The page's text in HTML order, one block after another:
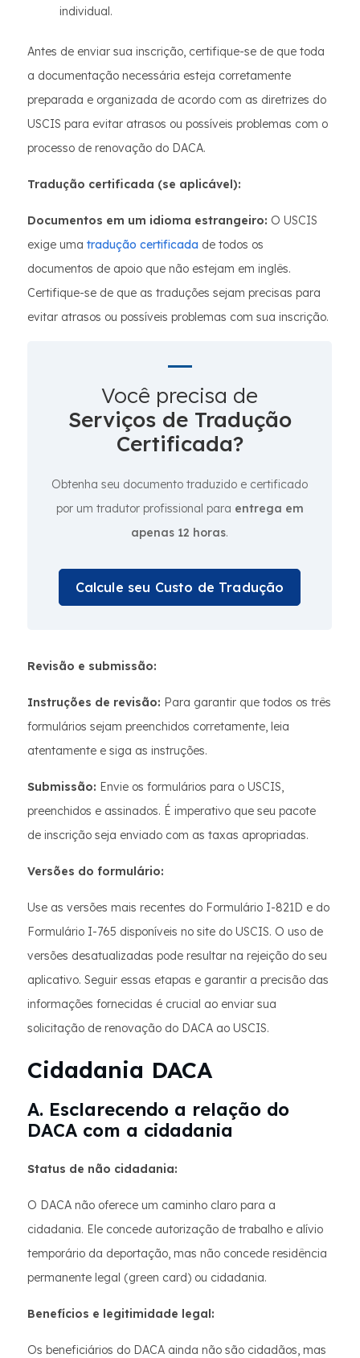
individual.
Antes de enviar sua inscrição, certifique-se de que toda
a documentação necessária esteja corretamente
preparada e organizada de acordo com as diretrizes do
USCIS para evitar atrasos ou possíveis problemas com o
processo de renovação do DACA.
Tradução certificada (se aplicável):
Documentos em um idioma estrangeiro: O USCIS
exige uma tradução certificada de todos os
documentos de apoio que não estejam em inglês.
Certifique-se de que as traduções sejam precisas para
evitar atrasos ou possíveis problemas com sua inscrição.
Você precisa de
Serviços de Tradução
Certificada?
Obtenha seu documento traduzido e certificado
por um tradutor profissional para entrega em
apenas 12 horas.
Calcule seu Custo de Tradução
Revisão e submissão:
Instruções de revisão: Para garantir que todos os três
formulários sejam preenchidos corretamente, leia
atentamente e siga as instruções.
Submissão: Envie os formulários para o USCIS,
preenchidos e assinados. É imperativo que seu pacote
de inscrição seja enviado com as taxas apropriadas.
Versões do formulário:
Use as versões mais recentes do Formulário I-821D e do
Formulário I-765 disponíveis no site do USCIS. O uso de
versões desatualizadas pode resultar na rejeição do seu
aplicativo. Seguir essas etapas e garantir a precisão das
informações fornecidas é crucial ao enviar sua
solicitação de renovação do DACA ao USCIS.
Cidadania DACA
A. Esclarecendo a relação do
DACA com a cidadania
Status de não cidadania:
O DACA não oferece um caminho claro para a
cidadania. Ele concede autorização de trabalho e alívio
temporário da deportação, mas não concede residência
permanente legal (green card) ou cidadania.
Benefícios e legitimidade legal:
Os beneficiários do DACA ainda não são cidadãos, mas